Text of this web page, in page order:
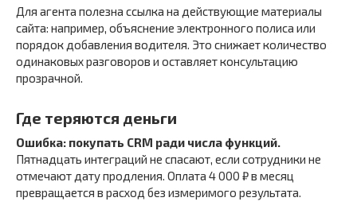
Для агента полезна ссылка на действующие материалы
сайта: например, объяснение электронного полиса или
порядок добавления водителя. Это снижает количество
одинаковых разговоров и оставляет консультацию
прозрачной.
Где теряются деньги
Ошибка: покупать CRM ради числа функций.
Пятнадцать интеграций не спасают, если сотрудники не
отмечают дату продления. Оплата 4 000 ₽ в месяц
превращается в расход без измеримого результата.